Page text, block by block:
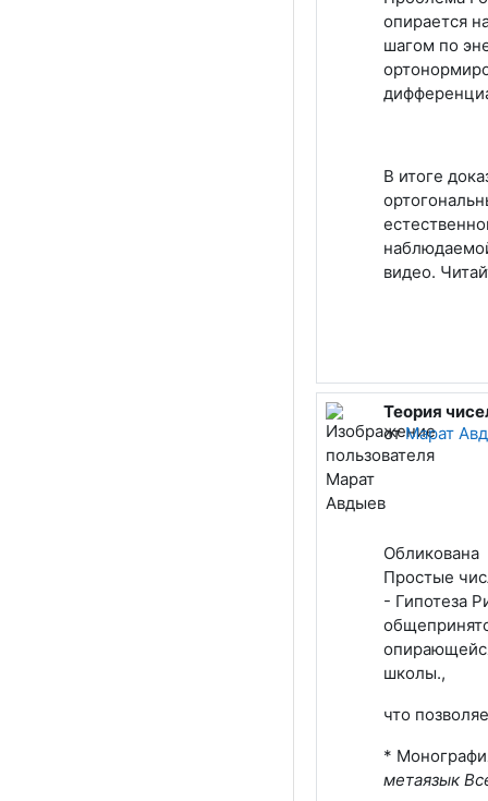
опирается
шагом по
В итоге
видео.
Теория
отМарат
Обликована
Простые
- Гипотеза
школы.,
что
*
метаязык